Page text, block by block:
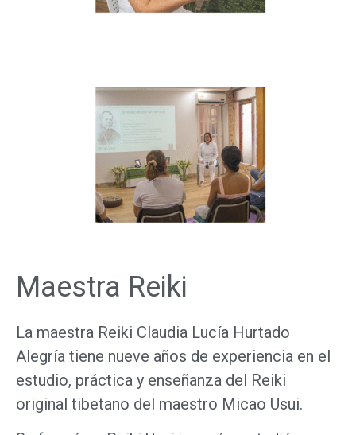
Maestra Reiki
La maestra Reiki Claudia Lucía Hurtado
Alegría tiene nueve años de experiencia en el
estudio, práctica y enseñanza del Reiki
original tibetano del maestro Micao Usui.